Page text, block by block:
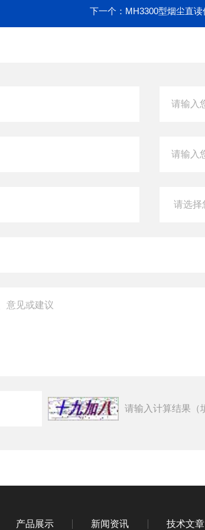
下一个： MH3300型烟尘直读
请输入计算结果（
产品展示 新闻资讯 技术文章